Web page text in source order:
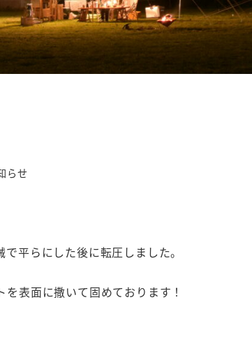
ー
らせ
平らにした後に転圧しました。
表面に撒いて固めております！